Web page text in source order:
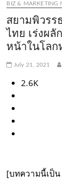
o
k
.
c
o
e
.
c
o
m
BIZ & MARKETING
สยามพิวรร
ไทย เร่งผ
หน้าในโลก
July 21, 2021
2.6K
[บทความนี้เป็